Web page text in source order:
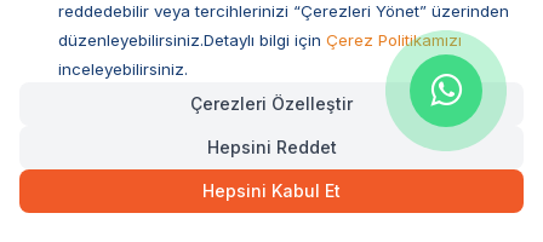
sunulmaktadır. Ancak, yüksek fiyat her zaman en iyi
besin değerini sunmaz. Bu nedenle, fiyat odaklı kedi
maması karşılaştırması yaparken mamanın içeriğini,
protein ve yağ oranını, katkı maddesi olup olmadığını
ve tahıl içeriğini dikkatlice incelemek gerekir.
Yetişkin Kedi Maması Fiyatlarını Etkileyen Faktörler
Protein Kaynağı ve Kalitesi
reddedebilir veya tercihlerinizi “Çerezleri Yönet” üzerinden
düzenleyebilirsiniz.Detaylı bilgi için Çerez Politikamızı
inceleyebilirsiniz.
Çerezleri Özelleştir
Hepsini Reddet
Hepsini Kabul Et